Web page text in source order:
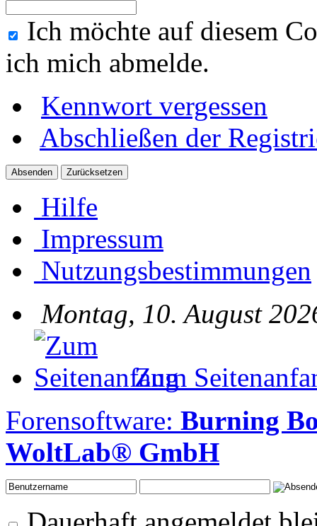
Ich möchte auf diesem
ich mich abmelde.
Kennwort vergessen
Abschließen der
Hilfe
Impressum
Nutzungsbestimmungen
Montag, 10. August
Zum
Forensoftware: Burning
WoltLab® GmbH